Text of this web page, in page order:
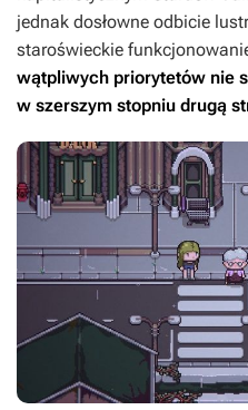
jednak dosłowne odbicie
staroświeckie
wątpliwych priorytetów nie
w szerszym stopniu drugą